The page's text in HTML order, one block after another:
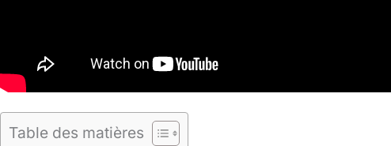
Table des matières